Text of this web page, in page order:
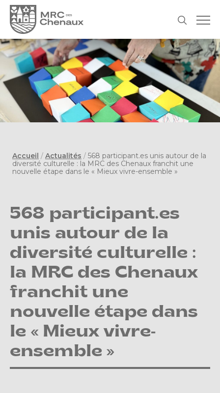
Accueil / Actualités / 568 participant.es unis autour de la
diversité culturelle : la MRC des Chenaux franchit une
nouvelle étape dans le « Mieux vivre-ensemble »
568 participant.es
unis autour de la
diversité culturelle :
la MRC des Chenaux
franchit une
nouvelle étape dans
le « Mieux vivre-
ensemble »